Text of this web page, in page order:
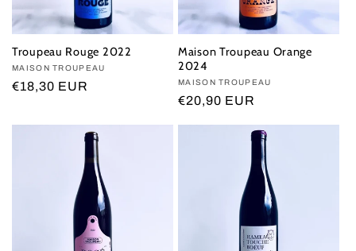
i
o
n
:
Troupeau Rouge 2022
Vendor:
MAISON TROUPEAU
Regular
€18,30 EUR
Maison Troupeau Orange
2024
Vendor:
MAISON TROUPEAU
Regular
€20,90 EUR